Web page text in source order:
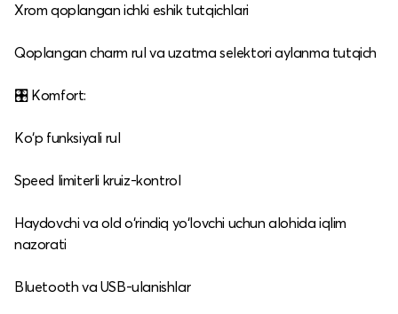
Xrom qoplangan ichki eshik tutqichlari
Qoplangan charm rul va uzatma selektori aylanma tutqich
🎛️ Komfort:
Ko‘p funksiyali rul
Speed limiterli kruiz‑kontrol
Haydovchi va old o‘rindiq yo‘lovchi uchun alohida iqlim
nazorati
Bluetooth va USB‑ulanishlar